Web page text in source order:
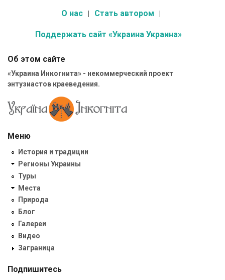
О нас Стать автором
Поддержать сайт «Украина Украина»
Об этом сайте
«Украина Инкогнита» - некоммерческий проект
энтузиастов краеведения.
Меню
История и традиции
Регионы Украины
Туры
Места
Природа
Блог
Галереи
Видео
Заграница
Подпишитесь